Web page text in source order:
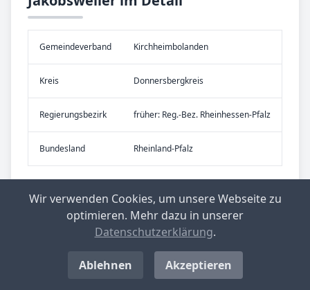
Gemeinde­verband Kirchheimbolanden
Kreis Donnersbergkreis
Re­gier­ungs­bezirk früher: Reg.-Bez. Rheinhessen-Pfalz
Bundes­land Rheinland-Pfalz
Wir verwenden Cookies, um unsere Webseite zu
optimieren. Mehr dazu in unserer
Datenschutzerklärung.
Ablehnen Akzeptieren